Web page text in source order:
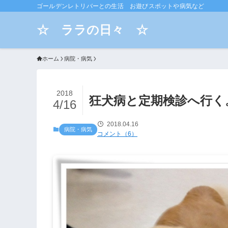
ゴールデンレトリバーとの生活 お遊びスポットや病気など
☆ ララの日々 ☆
ホーム 病院・病気
狂犬病と定期検診へ行く
2018
4/16
病院・病気
2018.04.16
コメント（6）